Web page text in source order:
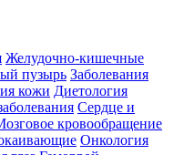
Желудочно-кишечные
пузырь Заболевания
кожи Диетология
Сердце и
кровообращение
Онкология